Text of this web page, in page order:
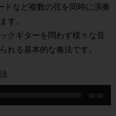
ドなど複数の弦を同時に演奏
す。
クギターを問わず様々な音
れる基本的な奏法です。
00:00